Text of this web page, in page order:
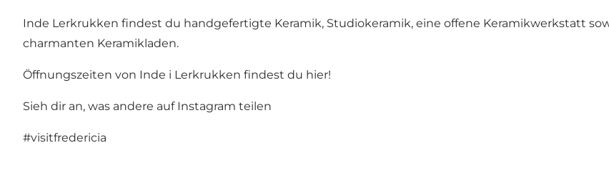
Inde Lerkrukken findest du handgefertigte Keramik, Studiokeramik, eine offene Keramikwerkstatt
charmanten Keramikladen.
Öffnungszeiten von Inde i Lerkrukken findest du hier!
Sieh dir an, was andere auf Instagram teilen
#visitfredericia